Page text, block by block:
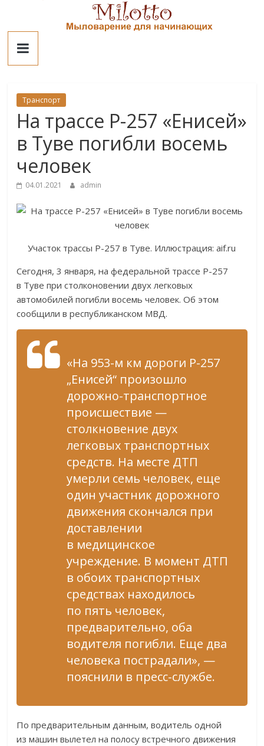
contentМилотто
Транспорт
На трассе Р-257 «Енисей»
в Туве погибли восемь
человек
04.01.2021 admin
Участок трассы Р-257 в Туве. Иллюстрация: aif.ru
Сегодня, 3 января, на федеральной трассе Р-257
в Туве при столконовении двух легковых
автомобилей погибли восемь человек. Об этом
сообщили в республиканском МВД.
«На 953-м км дороги Р-257
„Енисей“ произошло
дорожно-транспортное
происшествие —
столкновение двух
легковых транспортных
средств. На месте ДТП
умерли семь человек, еще
один участник дорожного
движения скончался при
доставлении
в медицинское
учреждение. В момент ДТП
в обоих транспортных
средствах находилось
по пять человек,
предварительно, оба
водителя погибли. Еще два
человека пострадали», —
пояснили в пресс-службе.
По предварительным данным, водитель одной
из машин вылетел на полосу встречного движения